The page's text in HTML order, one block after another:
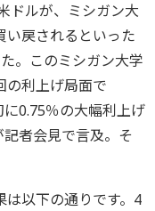
ドルが、ミシガン大
い戻されるといった
。このミシガン大学
の利上げ局面で
0.75％の大幅利上げ
者会見で言及。そ
以下の通りです。4